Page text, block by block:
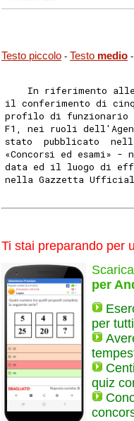
Testo piccolo - Testo medio -
In riferimento
il conferimento di
profilo di funzionario
F1, nei ruoli
stato  pubblicato
«Concorsi ed esami»
data ed il luogo di
nella Gazzetta
Ti stai preparando per
per
per
quiz